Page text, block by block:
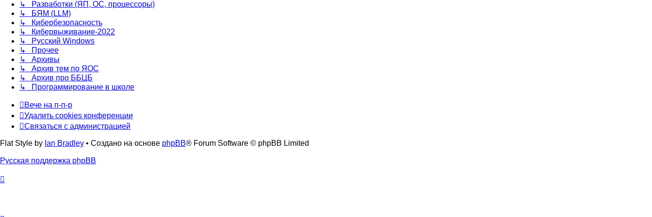
↳ Разработки (ЯП, ОС, процессоры)
↳ БЯМ (LLM)
↳ Кибербезопасность
↳ Кибервыживание-2022
↳ Русский Windows
↳ Прочее
↳ Архивы
↳ Архив тем по ЯОС
↳ Архив про ББЦБ
↳ Программирование в школе
Вече на п-п-р
Удалить cookies конференции
Связаться с администрацией
Flat Style by Ian Bradley • Создано на основе phpBB® Forum Software © phpBB Limited
Русская поддержка phpBB